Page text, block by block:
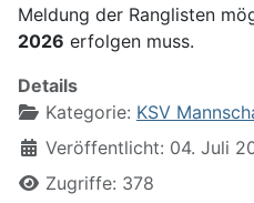
Meldung der Ranglisten
2026 erfolgen muss.
Details
Kategorie: KSV
Veröffentlicht: 04. Juli
Zugriffe: 378